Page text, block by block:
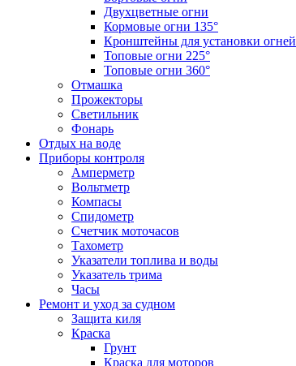
Двухцветные огни
Кормовые огни 135°
Кронштейны для установки огней
Топовые огни 225°
Топовые огни 360°
Отмашка
Прожекторы
Светильник
Фонарь
Отдых на воде
Приборы контроля
Амперметр
Вольтметр
Компасы
Спидометр
Счетчик моточасов
Тахометр
Указатели топлива и воды
Указатель трима
Часы
Ремонт и уход за судном
Защита киля
Краска
Грунт
Краска для моторов